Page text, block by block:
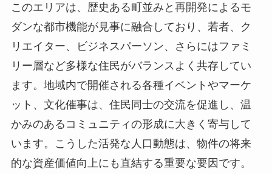
このエリアは、歴史ある町並みと再開発によるモ
ダンな都市機能が見事に融合しており、若者、ク
リエイター、ビジネスパーソン、さらにはファミ
リー層など多様な住民がバランスよく共存してい
ます。地域内で開催される各種イベントやマーケ
ット、文化催事は、住民同士の交流を促進し、温
かみのあるコミュニティの形成に大きく寄与して
います。こうした活発な人口動態は、物件の将来
的な資産価値向上にも直結する重要な要因です。